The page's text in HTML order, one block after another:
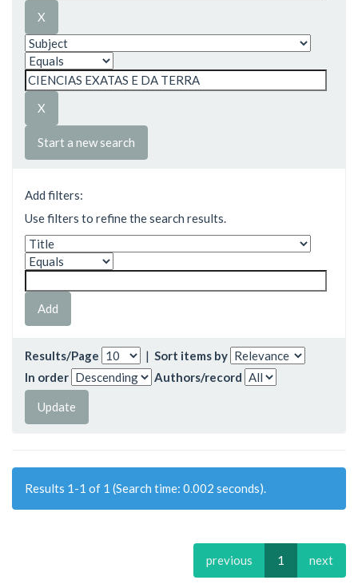
Start a new search
Add filters:
Use filters to refine the search results.
Results/Page | Sort items by
In order
Authors/record
Results 1-1 of 1 (Search time: 0.002 seconds).
previous 1 next